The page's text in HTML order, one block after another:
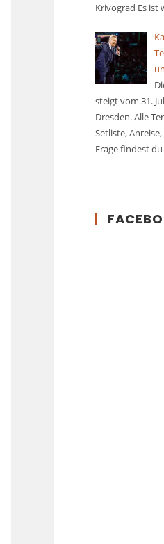
Krivograd Es ist
steigt vom 31.
Dresden. Alle
Setliste,
Frage findest